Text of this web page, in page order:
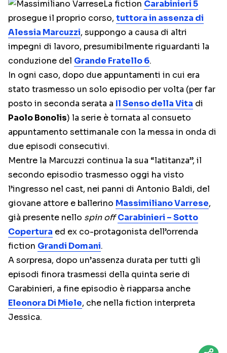
La fiction Carabinieri 5
prosegue il proprio corso, tuttora in assenza di
Alessia Marcuzzi, suppongo a causa di altri
impegni di lavoro, presumibilmente riguardanti la
conduzione del Grande Fratello 6.
In ogni caso, dopo due appuntamenti in cui era
stato trasmesso un solo episodio per volta (per far
posto in seconda serata a Il Senso della Vita di
Paolo Bonolis) la serie è tornata al consueto
appuntamento settimanale con la messa in onda di
due episodi consecutivi.
Mentre la Marcuzzi continua la sua “latitanza”, il
secondo episodio trasmesso oggi ha visto
l’ingresso nel cast, nei panni di Antonio Baldi, del
giovane attore e ballerino Massimiliano Varrese,
già presente nello spin off Carabinieri – Sotto
Copertura ed ex co-protagonista dell’orrenda
fiction Grandi Domani.
A sorpresa, dopo un’assenza durata per tutti gli
episodi finora trasmessi della quinta serie di
Carabinieri, a fine episodio è riapparsa anche
Eleonora Di Miele, che nella fiction interpreta
Jessica.